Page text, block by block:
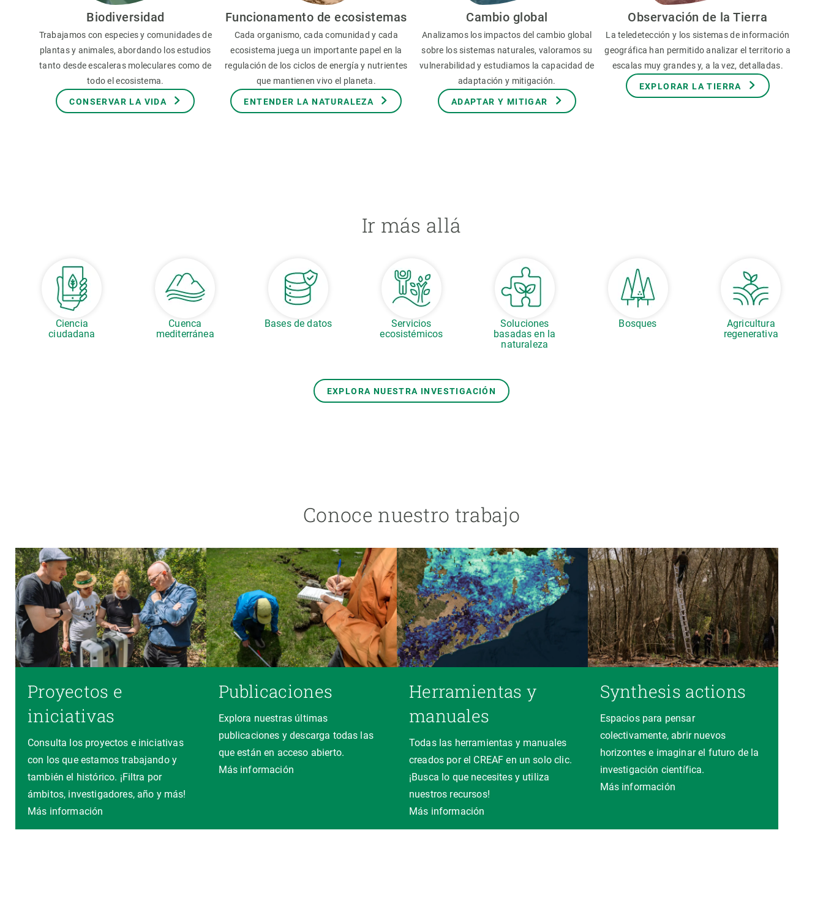
Biodiversidad
Trabajamos con especies y comunidades de
plantas y animales, abordando los estudios
tanto desde escaleras moleculares como de
todo el ecosistema.
CONSERVAR LA VIDA
Funcionamento de ecosistemas
Cada organismo, cada comunidad y cada
ecosistema juega un importante papel en la
regulación de los ciclos de energía y nutrientes
que mantienen vivo el planeta.
ENTENDER LA NATURALEZA
Cambio global
Analizamos los impactos del cambio global
sobre los sistemas naturales, valoramos su
vulnerabilidad y estudiamos la capacidad de
adaptación y mitigación.
ADAPTAR Y MITIGAR
Observación de la Tierra
La teledetección y los sistemas de información
geográfica han permitido analizar el territorio a
escalas muy grandes y, a la vez, detalladas.
EXPLORAR LA TIERRA
Ir más allá
Ciencia
ciudadana
Cuenca
mediterránea
Bases de datos
Servicios
ecosistémicos
Soluciones
basadas en la
naturaleza
Bosques
Agricultura
regenerativa
EXPLORA NUESTRA INVESTIGACIÓN
Conoce nuestro trabajo
Proyectos e
iniciativas
Consulta los proyectos e iniciativas
con los que estamos trabajando y
también el histórico. ¡Filtra por
ámbitos, investigadores, año y más!
Más información
Publicaciones
Explora nuestras últimas
publicaciones y descarga todas las
que están en acceso abierto.
Más información
Herramientas y
manuales
Todas las herramientas y manuales
creados por el CREAF en un solo clic.
¡Busca lo que necesites y utiliza
nuestros recursos!
Más información
Synthesis actions
Espacios para pensar
colectivamente, abrir nuevos
horizontes e imaginar el futuro de la
investigación científica.
Más información
Observación de la Tierra